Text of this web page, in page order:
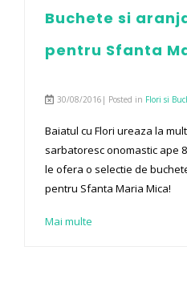
Buchete si
pentru Sfanta
30/08/2016| Posted in Flori si
Baiatul cu Flori ureaza la
sarbatoresc onomastic ape
le ofera o selectie de
pentru Sfanta Maria Mica!
Mai multe